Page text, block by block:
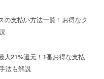
の支払い方法一覧！お得なク
大21%還元！1番お得な支払
法も解説